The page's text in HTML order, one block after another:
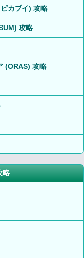
カブイ) 攻略
攻略
(ORAS) 攻略
略